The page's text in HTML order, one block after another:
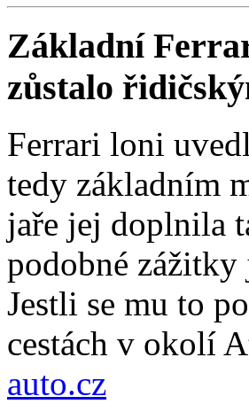
Základní
zůstalo
Ferrari loni
tedy základním
jaře jej doplnila
podobné zážitky
Jestli se mu to
cestách v okolí
auto.cz